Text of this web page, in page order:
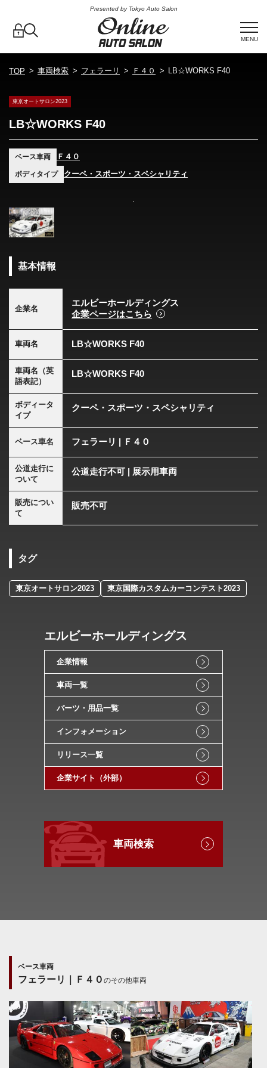
Presented by Tokyo Auto Salon
MENU
TOP 車両検索 フェラーリ Ｆ４０ LB☆WORKS F40
東京オートサロン2023
LB☆WORKS F40
ベース車両 Ｆ４０
ボディタイプ クーペ・スポーツ・スペシャリティ
基本情報
企業名
エルビーホールディングス
企業ページはこちら
車両名 LB☆WORKS F40
車両名（英
語表記）
LB☆WORKS F40
ボディータ
イプ
クーペ・スポーツ・スペシャリティ
ベース車名 フェラーリ | Ｆ４０
公道走行に
ついて
公道走行不可 | 展示用車両
販売につい
て
販売不可
タグ
東京オートサロン2023 東京国際カスタムカーコンテスト2023
エルビーホールディングス
企業情報
車両一覧
パーツ・用品一覧
インフォメーション
リリース一覧
企業サイト（外部）
車両検索
ベース車両
フェラーリ｜Ｆ４０ のその他車両